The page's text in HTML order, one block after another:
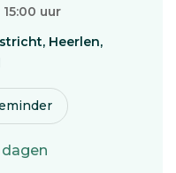
15:00 uur
Heerlen,